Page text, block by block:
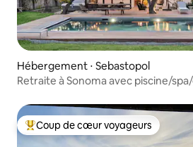
Hébergement ⋅ Sebastopol
Retraite à Sonoma avec piscine/
Coups de cœur voyageurs les plus
Coup de cœur voyageurs